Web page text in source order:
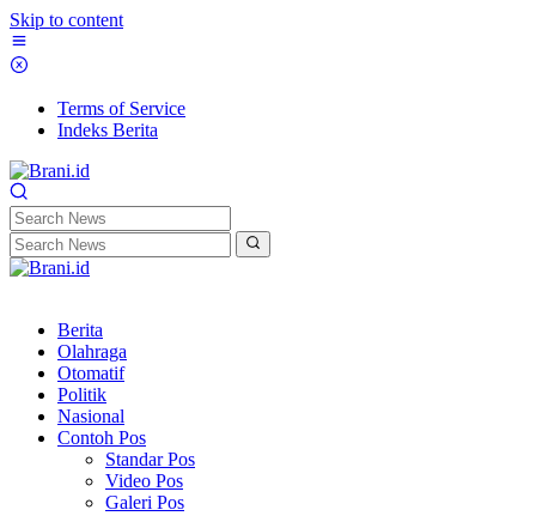
Skip to content
Terms of Service
Indeks Berita
Berita
Olahraga
Otomatif
Politik
Nasional
Contoh Pos
Standar Pos
Video Pos
Galeri Pos